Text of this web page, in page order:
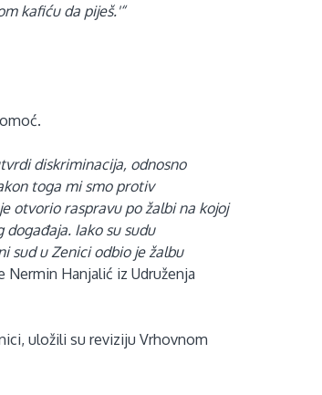
kafiću da piješ.'“
diskriminacija, odnosno
toga mi smo protiv
otvorio raspravu po žalbi na kojoj
Iako su sudu
sud u Zenici odbio je žalbu
Nermin Hanjalić iz Udruženja
uložili su reviziju Vrhovnom